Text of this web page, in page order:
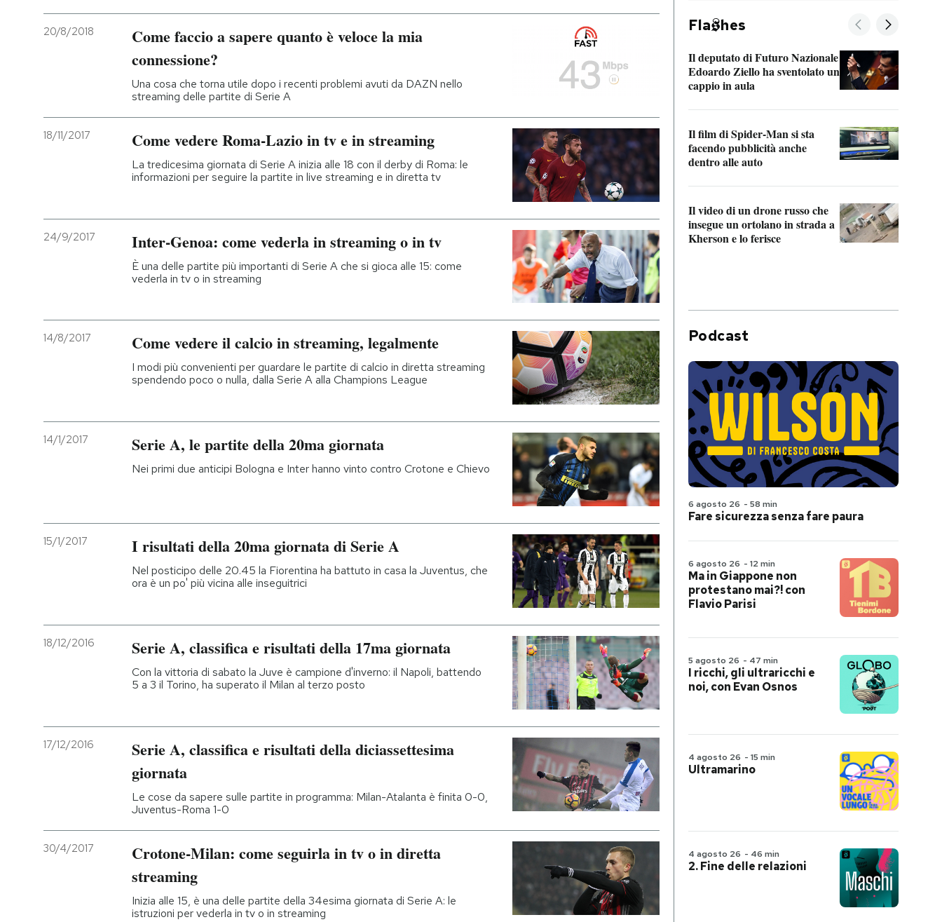
CALENDARIO
AREA PERSONALE
Entra
20/8/2018
Come faccio a sapere quanto è veloce la mia
connessione?
Una cosa che torna utile dopo i recenti problemi avuti da DAZN nello
streaming delle partite di Serie A
18/11/2017 Come vedere Roma-Lazio in tv e in streaming
La tredicesima giornata di Serie A inizia alle 18 con il derby di Roma: le
informazioni per seguire la partite in live streaming e in diretta tv
24/9/2017 Inter-Genoa: come vederla in streaming o in tv
È una delle partite più importanti di Serie A che si gioca alle 15: come
vederla in tv o in streaming
14/8/2017 Come vedere il calcio in streaming, legalmente
I modi più convenienti per guardare le partite di calcio in diretta streaming
spendendo poco o nulla, dalla Serie A alla Champions League
14/1/2017 Serie A, le partite della 20ma giornata
Nei primi due anticipi Bologna e Inter hanno vinto contro Crotone e Chievo
15/1/2017 I risultati della 20ma giornata di Serie A
Nel posticipo delle 20.45 la Fiorentina ha battuto in casa la Juventus, che
ora è un po' più vicina alle inseguitrici
18/12/2016 Serie A, classifica e risultati della 17ma giornata
Con la vittoria di sabato la Juve è campione d'inverno: il Napoli, battendo
5 a 3 il Torino, ha superato il Milan al terzo posto
17/12/2016
Serie A, classifica e risultati della diciassettesima
giornata
Le cose da sapere sulle partite in programma: Milan-Atalanta è finita 0-0,
Juventus-Roma 1-0
30/4/2017
Crotone-Milan: come seguirla in tv o in diretta
streaming
Inizia alle 15, è una delle partite della 34esima giornata di Serie A: le
istruzioni per vederla in tv o in streaming
Fla hes
Il deputato di Futuro Nazionale
Edoardo Ziello ha sventolato un
cappio in aula
Il film di Spider-Man si sta
facendo pubblicità anche
dentro alle auto
Il video di un drone russo che
insegue un ortolano in strada a
Kherson e lo ferisce
Podcast
6 agosto 26 - 58 min
Fare sicurezza senza fare paura
6 agosto 26 - 12 min
Ma in Giappone non
protestano mai?! con
Flavio Parisi
5 agosto 26 - 47 min
I ricchi, gli ultraricchi e
noi, con Evan Osnos
4 agosto 26 - 15 min
Ultramarino
4 agosto 26 - 46 min
2. Fine delle relazioni